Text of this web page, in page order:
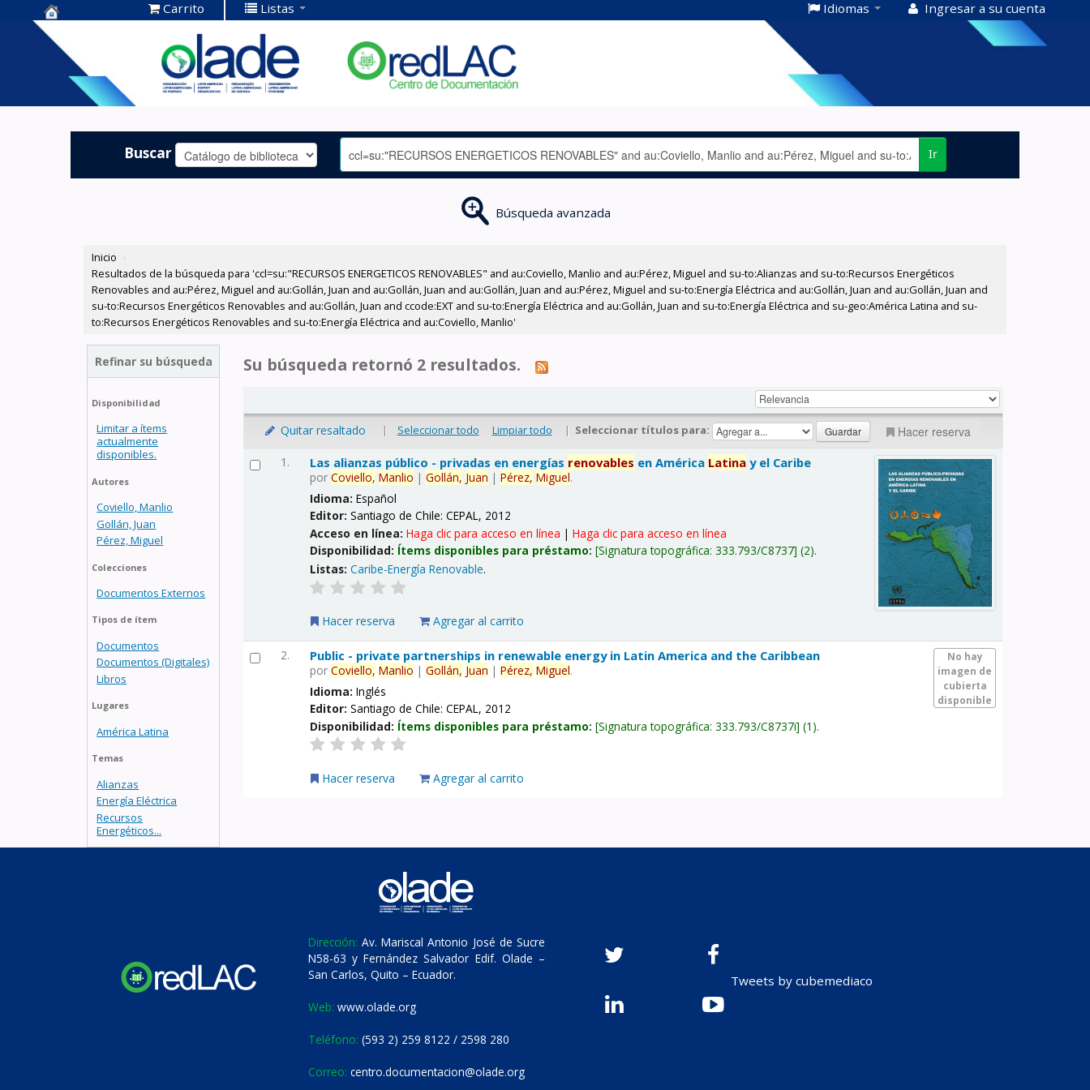
Centro de
Documentación
OLADE -
Carrito Listas Idiomas Ingresar a su cuenta
Buscar Ir
Búsqueda avanzada
Inicio ›
Resultados de la búsqueda para 'ccl=su:"RECURSOS ENERGETICOS RENOVABLES" and au:Coviello, Manlio and au:Pérez, Miguel and su-to:Alianzas and su-to:Recursos Energéticos
Renovables and au:Pérez, Miguel and au:Gollán, Juan and au:Gollán, Juan and au:Gollán, Juan and au:Pérez, Miguel and su-to:Energía Eléctrica and au:Gollán, Juan and au:Gollán, Juan and
su-to:Recursos Energéticos Renovables and au:Gollán, Juan and ccode:EXT and su-to:Energía Eléctrica and au:Gollán, Juan and su-to:Energía Eléctrica and su-geo:América Latina and su-
to:Recursos Energéticos Renovables and su-to:Energía Eléctrica and au:Coviello, Manlio'
Refinar su búsqueda
Disponibilidad
Limitar a ítems
actualmente
disponibles.
Autores
Coviello, Manlio
Gollán, Juan
Pérez, Miguel
Colecciones
Documentos Externos
Tipos de ítem
Documentos
Documentos (Digitales)
Libros
Lugares
América Latina
Temas
Alianzas
Energía Eléctrica
Recursos
Energéticos...
Su búsqueda retornó 2 resultados.
Quitar resaltado | Seleccionar todo Limpiar todo | Seleccionar títulos para: Hacer reserva
1. Las alianzas público - privadas en energías renovables en América Latina y el Caribe
porCoviello, Manlio |Gollán, Juan |Pérez, Miguel.
Idioma:Español
Editor:Santiago de Chile: CEPAL, 2012
Acceso en línea:Haga clic para acceso en línea |Haga clic para acceso en línea
Disponibilidad: Ítems disponibles para préstamo: Signatura topográfica:333.793/C8737 (2).
Listas: Caribe-Energía Renovable.
Hacer reserva Agregar al carrito
2.
No hay
imagen de
cubierta
disponible
Public - private partnerships in renewable energy in Latin America and the Caribbean
porCoviello, Manlio |Gollán, Juan |Pérez, Miguel.
Idioma:Inglés
Editor:Santiago de Chile: CEPAL, 2012
Disponibilidad: Ítems disponibles para préstamo: Signatura topográfica:333.793/C8737i (1).
Hacer reserva Agregar al carrito
Dirección: Av. Mariscal Antonio José de Sucre
N58-63 y Fernández Salvador Edif. Olade –
San Carlos, Quito – Ecuador.
Web: www.olade.org
Teléfono: (593 2) 259 8122 / 2598 280
Correo: centro.documentacion@olade.org
Tweets by cubemediaco